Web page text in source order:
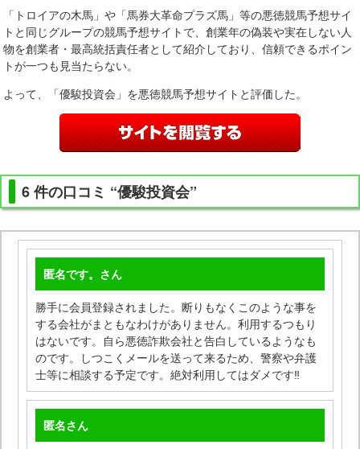
「トロイアの木馬」や「馬券大革命プラズ馬」等の悪徳競馬予想サイ
トと同じグループの競馬予想サイトで、創業年の偽装や実在しない人
物を創業者・最高統括責任者として紹介しており、信頼できるポイン
トが一つも見当たらない。
よって、「優駿投資会」を悪徳競馬予想サイトと評価した。
6 件の口コミ “優駿投資会”
匿名です。 さん
勝手に会員登録されました。断りもなくこのような事を
する会社がまともなわけがありません。利用するつもり
はないです。自ら悪徳詐欺会社と告白しているようなも
のです。しつこくメールを送って来るため、警察や弁護
士等に相談する予定です。絶対利用してはダメです‼
匿名さん